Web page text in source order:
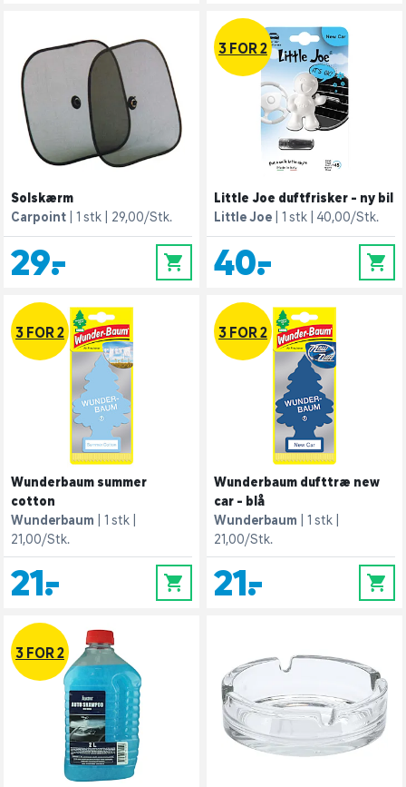
Solskærm
Carpoint
1 stk 29,00/Stk.
29,- 0
3 FOR 2
Little Joe duftfrisker - ny bil
Little Joe
1 stk 40,00/Stk.
40,- 0
3 FOR 2
Wunderbaum summer
cotton
Wunderbaum
1 stk
21,00/Stk.
21,- 0
3 FOR 2
Wunderbaum dufttræ new
car - blå
Wunderbaum
1 stk
21,00/Stk.
21,- 0
3 FOR 2